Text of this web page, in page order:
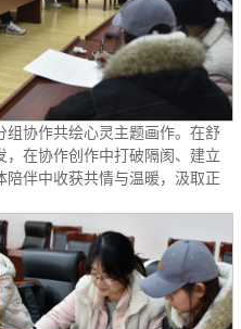
组协作共绘心灵主题画作。在舒
在协作创作中打破隔阂、建立
伴中收获共情与温暖，汲取正